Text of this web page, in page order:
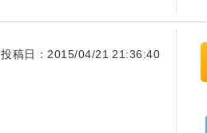
投稿日：2015/04/21 21:36:40